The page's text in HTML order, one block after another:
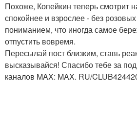
Похоже, Копейкин теперь смотрит
спокойнее и взрослее - без
пониманием, что иногда самое
отпустить вовремя.
Пересылай пост близким, ставь
высказывайся! Спасибо тебе за
каналов MAX: MAX. RU/